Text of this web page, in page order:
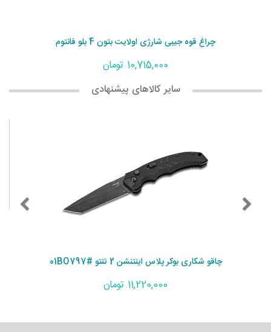
چراغ قوه جیبی شارژی اولایت بتون 4 بلو فانتوم
10,715,000 تومان
سایر کالاهای پیشنهادی
چاقو شکاری بوکر پلاس اینتنشن 2 تنتو #01BO797
11,220,000 تومان